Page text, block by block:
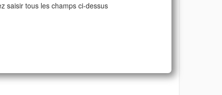
saisir tous les champs ci-dessus